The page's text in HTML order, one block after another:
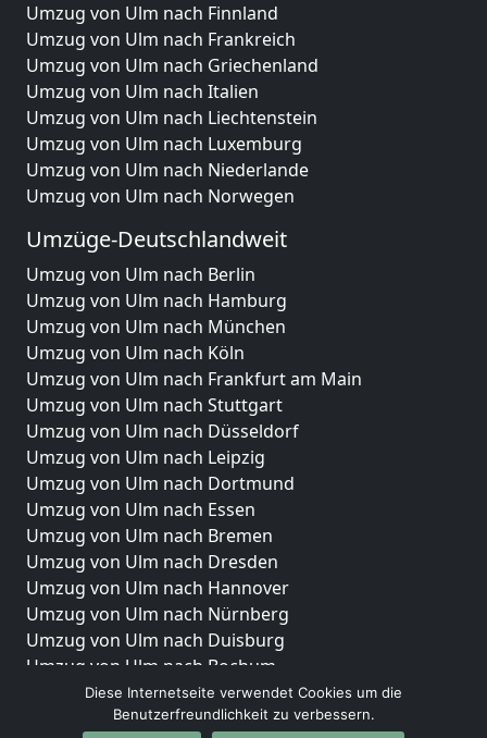
Umzug von Ulm nach Finnland
Umzug von Ulm nach Frankreich
Umzug von Ulm nach Griechenland
Umzug von Ulm nach Italien
Umzug von Ulm nach Liechtenstein
Umzug von Ulm nach Luxemburg
Umzug von Ulm nach Niederlande
Umzug von Ulm nach Norwegen
Umzüge-Deutschlandweit
Umzug von Ulm nach Berlin
Umzug von Ulm nach Hamburg
Umzug von Ulm nach München
Umzug von Ulm nach Köln
Umzug von Ulm nach Frankfurt am Main
Umzug von Ulm nach Stuttgart
Umzug von Ulm nach Düsseldorf
Umzug von Ulm nach Leipzig
Umzug von Ulm nach Dortmund
Umzug von Ulm nach Essen
Umzug von Ulm nach Bremen
Umzug von Ulm nach Dresden
Umzug von Ulm nach Hannover
Umzug von Ulm nach Nürnberg
Umzug von Ulm nach Duisburg
Umzug von Ulm nach Bochum
Umzug von Ulm nach Wuppertal
Umzug von Ulm nach Bielefeld
Diese Internetseite verwendet Cookies um die
Benutzerfreundlichkeit zu verbessern.